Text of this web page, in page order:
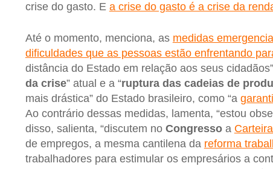
crise do gasto. E a crise do gasto é a crise da
Até o momento, menciona, as medidas
dificuldades que as pessoas estão enfrentando
distância do Estado em relação aos seus
da crise” atual e a “ruptura das cadeias de
mais drástica” do Estado brasileiro, como “a
Ao contrário dessas medidas, lamenta, “estou
disso, salienta, “discutem no Congressoa
de empregos, a mesma cantilena da reforma
trabalhadores para estimular os empresários a